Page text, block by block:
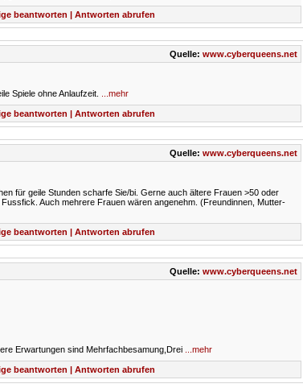
beantworten | Antworten abrufen
Quelle: www.cyberqueens.net
Spiele ohne Anlaufzeit.
...mehr
beantworten | Antworten abrufen
Quelle: www.cyberqueens.net
für geile Stunden scharfe Sie/bi. Gerne auch ältere Frauen >50 oder
Auch mehrere Frauen wären angenehm. (Freundinnen, Mutter-
beantworten | Antworten abrufen
Quelle: www.cyberqueens.net
Erwartungen sind Mehrfachbesamung,Drei ...mehr
beantworten | Antworten abrufen